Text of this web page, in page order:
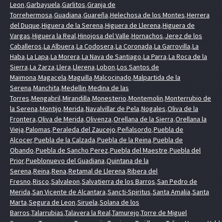
Leon,Garbayuela,Garlitos,Granja de
Torrehermosa,Guadiana,Guareña,Helechosa de los Montes,Herrera
del Duque,Higuera de la Serena,Higuera de Llerena,Higuera de
Vargas,Higuera la Real,Hinojosa del Valle,Hornachos,Jerez de los
Caballeros,La Albuera,La Codosera,La Coronada,La Garrovilla,La
Haba,La Lapa,La Morera,La Nava de Santiago,La Parra,La Roca de la
Sierra,La Zarza,Llera,Llerena,Lobon,Los Santos de
Maimona,Magacela,Maguilla,Malcocinado,Malpartida de la
Serena,Manchita,Medellin,Medina de las
Torres,Mengabril,Mirandilla,Monesterio,Montemolin,Monterrubio de
la Serena,Montijo,Merida,Navalvillar de Pela,Nogales,Oliva de la
Frontera,Oliva de Merida,Olivenza,Orellana de la Sierra,Orellana la
Vieja,Palomas,Peraleda del Zaucejo,Peñalsordo,Puebla de
Alcocer,Puebla de la Calzada,Puebla de la Reina,Puebla de
Obando,Puebla de Sancho Perez,Puebla del Maestre,Puebla del
Prior,Pueblonuevo del Guadiana,Quintana de la
Serena,Reina,Rena,Retamal de Llerena,Ribera del
Fresno,Risco,Salvaleon,Salvatierra de los Barros,San Pedro de
Merida,San Vicente de Alcantara,Sancti-Spiritus,Santa Amalia,Santa
Marta,Segura de Leon,Siruela,Solana de los
Barros,Talarrubias,Talavera la Real,Tamurejo,Torre de Miguel